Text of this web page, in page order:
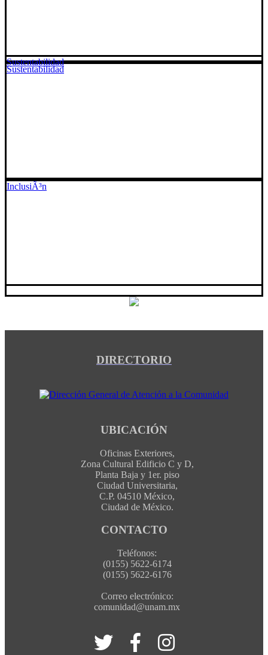
Sustentabilidad
InclusiÃ³n
Sustentabilidad
DIRECTORIO
UBICACIÓN
Oficinas Exteriores,
Zona Cultural Edificio C y D,
Planta Baja y 1er. piso
Ciudad Universitaria,
C.P. 04510 México,
Ciudad de México.
CONTACTO
Teléfonos:
(0155) 5622-6174
(0155) 5622-6176
Correo electrónico:
comunidad@unam.mx